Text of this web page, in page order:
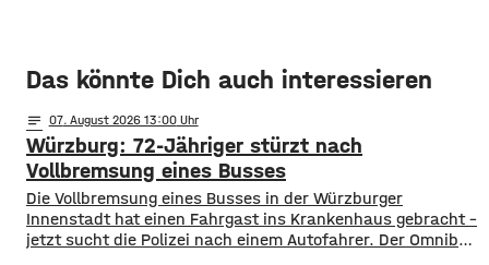
Das könnte Dich auch interessieren
notes 07. August 2026 13:00
Würzburg: 72-Jähriger stürzt nach
Vollbremsung eines Busses
Die Vollbremsung eines Busses in der Würzburger
Innenstadt hat einen Fahrgast ins Krankenhaus gebracht –
jetzt sucht die Polizei nach einem Autofahrer. Der Omnibus